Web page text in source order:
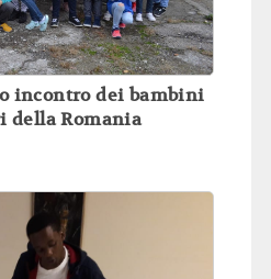
incontro dei bambini
della Romania